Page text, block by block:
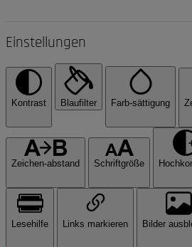
Einstellungen
Kontrast Blaufilter Farb-sättigung
Zeichen-abstand Schriftgröße
Lesehilfe Links markieren Bilder